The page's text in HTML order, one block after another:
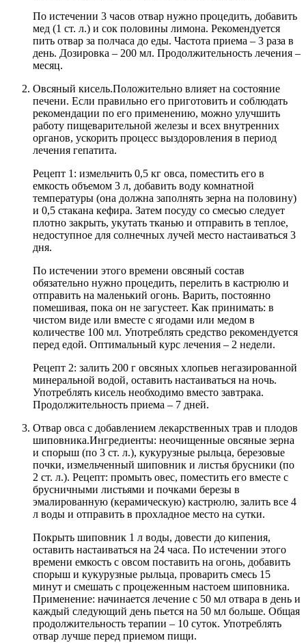
По истечении 3 часов отвар нужно процедить, добавить
мед (1 ст. л.) и сок половины лимона. Рекомендуется
пить отвар за полчаса до еды. Частота приема – 3 раза в
день. Дозировка – 200 мл. Продолжительность лечения –
месяц.
Овсяный кисель.Положительно влияет на состояние
печени. Если правильно его приготовить и соблюдать
рекомендации по его применению, можно улучшить
работу пищеварительной железы и всех внутренних
органов, ускорить процесс выздоровления в период
лечения гепатита.
Рецепт 1: измельчить 0,5 кг овса, поместить его в
емкость объемом 3 л, добавить воду комнатной
температуры (она должна заполнять зерна на половину)
и 0,5 стакана кефира. Затем посуду со смесью следует
плотно закрыть, укутать тканью и отправить в теплое,
недоступное для солнечных лучей место настаиваться 3
дня.
По истечении этого времени овсяный состав
обязательно нужно процедить, перелить в кастрюлю и
отправить на маленький огонь. Варить, постоянно
помешивая, пока он не загустеет. Как принимать: в
чистом виде или вместе с ягодами или медом в
количестве 100 мл. Употреблять средство рекомендуется
перед едой. Оптимальный курс лечения – 2 недели.
Рецепт 2: залить 200 г овсяных хлопьев негазированной
минеральной водой, оставить настаиваться на ночь.
Употреблять кисель необходимо вместо завтрака.
Продолжительность приема – 7 дней.
Отвар овса с добавлением лекарственных трав и плодов
шиповника.Ингредиенты: неочищенные овсяные зерна
и спорыш (по 3 ст. л.), кукурузные рыльца, березовые
почки, измельченный шиповник и листья брусники (по
2 ст. л.). Рецепт: промыть овес, поместить его вместе с
брусничными листьями и почками березы в
эмалированную (керамическую) кастрюлю, залить все 4
л воды и отправить в прохладное место на сутки.
Покрыть шиповник 1 л воды, довести до кипения,
оставить настаиваться на 24 часа. По истечении этого
времени емкость с овсом поставить на огонь, добавить
спорыш и кукурузные рыльца, проварить смесь 15
минут и смешать с процеженным настоем шиповника.
Применение: начинается лечение с 50 мл отвара в день и
каждый следующий день пьется на 50 мл больше. Общая
продолжительность терапии – 10 суток. Употреблять
отвар лучше перед приемом пищи.